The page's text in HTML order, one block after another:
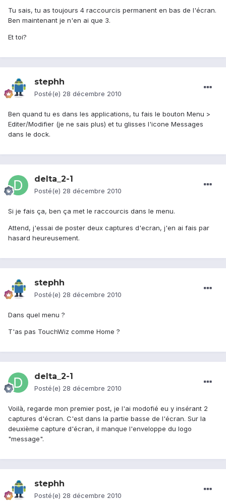
Tu sais, tu as toujours 4 raccourcis permanent en bas de l'écran.
Ben maintenant je n'en ai que 3.
Et toi?
stephh
Posté(e) 28 décembre 2010
Ben quand tu es dans les applications, tu fais le bouton Menu >
Editer/Modifier (je ne sais plus) et tu glisses l'icone Messages
dans le dock.
delta_2-1
Posté(e) 28 décembre 2010
Si je fais ça, ben ça met le raccourcis dans le menu.
Attend, j'essai de poster deux captures d'ecran, j'en ai fais par
hasard heureusement.
stephh
Posté(e) 28 décembre 2010
Dans quel menu ?
T'as pas TouchWiz comme Home ?
delta_2-1
Posté(e) 28 décembre 2010
Voilà, regarde mon premier post, je l'ai modofié eu y insérant 2
captures d'écran. C'est dans la partie basse de l'écran. Sur la
deuxième capture d'écran, il manque l'enveloppe du logo
"message".
stephh
Posté(e) 28 décembre 2010